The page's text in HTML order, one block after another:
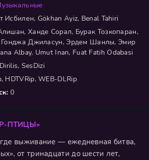
Исбилен, Gökhan Ayiz, Benal Tahiri
Ханде Сорал, Бурак Тозкопаран,
Гонджа Джиласун, Эрдем Шанлы, Эмир
Albay, Umut Inan, Fuat Fatih Odabasi
SesDizi
HDTVRip, WEB-DLRip
0
ПТИЦЫ»
выживание — ежедневная битва,
от тринадцати до шести лет,